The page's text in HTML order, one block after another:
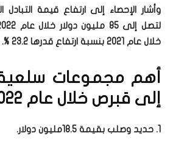
وأشار الإحصاء إلى ارتفاع قيمة
خلال عام 2021 بنسبة ارتفاع قدرها 23.2 %.
أهم مجموعات
إلى قبرص خلال عام 2022
1. حديد وصلب بقيمة 18.5مليون دولار.